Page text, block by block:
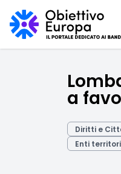
a
Diritti e
Enti